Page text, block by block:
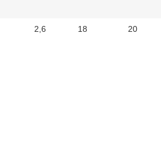
2,6 18 20